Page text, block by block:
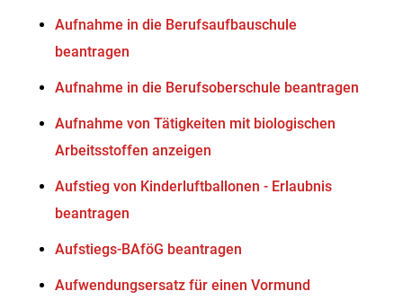
Aufnahme in die Berufsaufbauschule
beantragen
Aufnahme in die Berufsoberschule beantragen
Aufnahme von Tätigkeiten mit biologischen
Arbeitsstoffen anzeigen
Aufstieg von Kinderluftballonen - Erlaubnis
beantragen
Aufstiegs-BAföG beantragen
Aufwendungsersatz für einen Vormund